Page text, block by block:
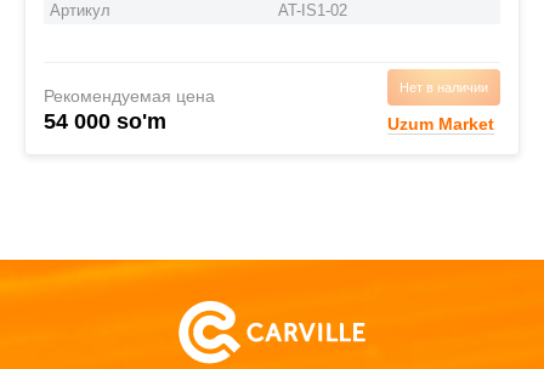
Артикул AT-IS1-02
Рекомендуемая цена
54 000 so'm
Нет в наличии
Uzum Market